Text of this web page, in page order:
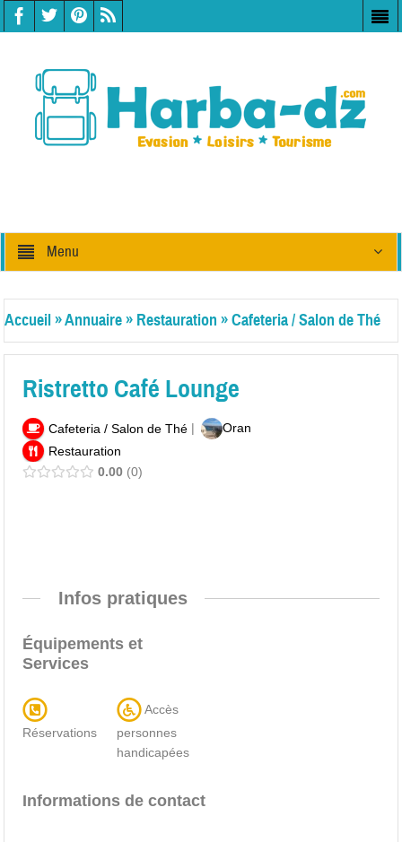
Menu
Accueil»Annuaire» Restauration »Cafeteria / Salon de Thé
Ristretto Café Lounge
Cafeteria / Salon de Thé|
Restauration
Oran
0.00 0
Infos pratiques
Équipements et
Services
Réservations
Accès
personnes
handicapées
Informations de contact